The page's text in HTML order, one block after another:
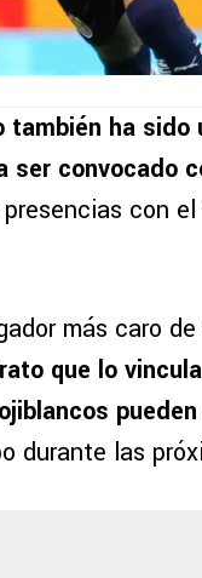
también ha sido
ser convocado
con
más caro
que lo
durante las